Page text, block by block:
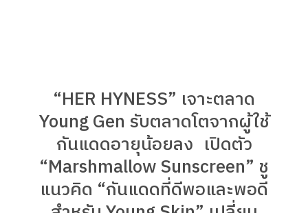
“HER HYNESS” เจาะตลาด
Young Gen รับตลาดโตจากผู้ใช้
กันแดดอายุน้อยลง เปิดตัว
“Marshmallow Sunscreen” ชู
แนวคิด “กันแดดที่ดีพอและพอดี